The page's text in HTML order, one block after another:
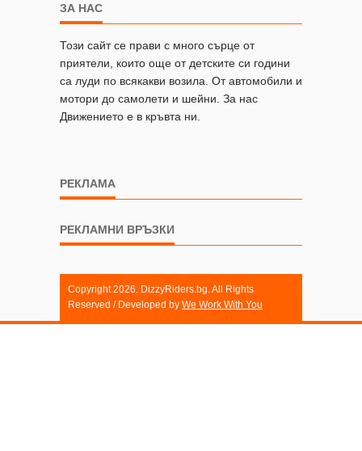
ЗА НАС
Този сайт се прави с много сърце от
приятели, които още от детските си години
са луди по всякакви возила. От автомобили и
мотори до самолети и шейни. За нас
Движението е в кръвта ни.
РЕКЛАМА
РЕКЛАМНИ ВРЪЗКИ
Copyright 2026. DizzyRiders.bg. All Rights
Reserved / Developed by We Work With You